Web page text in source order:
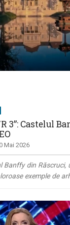
3”: Castelul
Mai 2026
Banffy din Răscruci,
exemple de